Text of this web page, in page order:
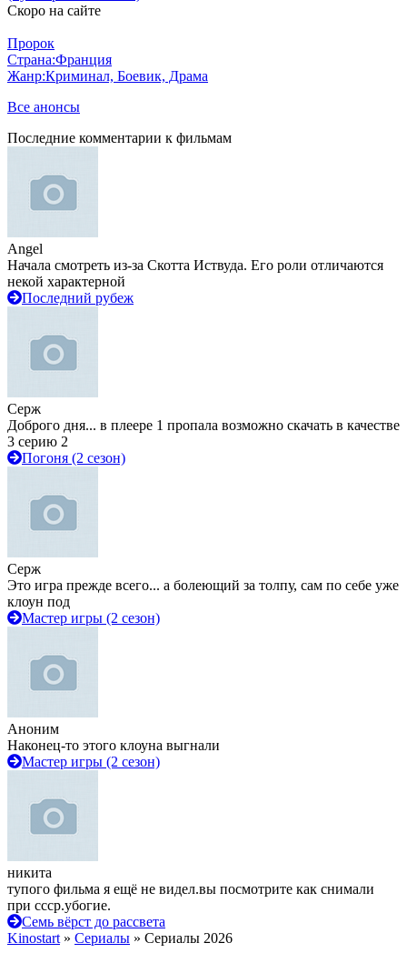
Скоро на сайте
Пророк
Страна:Франция
Жанр:Криминал, Боевик, Драма
Все анонсы
Последние комментарии к фильмам
Angel
Начала смотреть из-за Скотта Иствуда. Его роли отличаются
некой характерной
Последний рубеж
Серж
Доброго дня... в плеере 1 пропала возможно скачать в качестве
3 серию 2
Погоня (2 сезон)
Серж
Это игра прежде всего... а болеющий за толпу, сам по себе уже
клоун под
Мастер игры (2 сезон)
Аноним
Наконец-то этого клоуна выгнали
Мастер игры (2 сезон)
никита
тупого фильма я ещё не видел.вы посмотрите как снимали
при ссср.убогие.
Семь вёрст до рассвета
Kinostart » Сериалы » Сериалы 2026